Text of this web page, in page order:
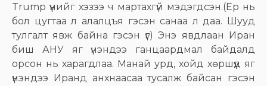
Trump үүнийг хэзээ ч мартахгүй мэдэгдсэн.(Ер нь
бол цугтаа л алалцъя гэсэн санаа л даа. Шууд
тулгалт явж байна гэсэн үг) Энэ явдлаан Иран
биш АНУ яг үнэндээ ганцаардмал байдалд
орсон нь харагдлаа. Манай урд, хойд хөршүүд яг
үнэндээ Иранд анхнаасаа тусалж байсан гэсэн